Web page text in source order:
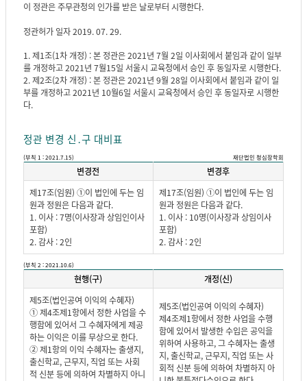
이 정관은 주무관청의 인가를 받은 날로부터 시행한다.
정관허가 일자 2019. 07. 29.
1. 제1조(1차 개정) : 본 정관은 2021년 7월 2일 이사회에서 붙임과 같이 일부
를 개정하고 2021년 7월15일 서울시 교육청에서 승인 후 동일자로 시행한다.
2. 제2조(2차 개정) : 본 정관은 2021년 9월 28일 이사회에서 붙임과 같이 일
부를 개정하고 2021년 10월6일 서울시 교육청에서 승인 후 동일자로 시행한
다.
정관 변경 신․구 대비표
(부칙 1 : 2021.7.15) 재단법인 청심장학회
변경전
변경후
제17조(임원) ①이 법인에 두는 임
원과 정원은 다음과 같다.
1. 이사 : 7명(이사장과 상임인이사
포함)
2. 감사 : 2인
제17조(임원) ①이 법인에 두는 임
원과 정원은 다음과 같다.
1. 이사 : 10명(이사장과 상임이사
포함)
2. 감사 : 2인
(부칙 2 : 2021.10.6)
현행(구)
개정(신)
제5조(법인공여 이익의 수혜자)
① 제4조제1항에서 정한 사업을 수
행함에 있어서 그 수혜자에게 제공
하는 이익은 이를 무상으로 한다.
② 제1항의 이익 수혜자는 출생지,
출신학교, 근무지, 직업 또는 사회
적 신분 등에 의하여 차별하지 아니
제5조(법인공여 이익의 수혜자)
제4조제1항에서 정한 사업을 수행
함에 있어서 발생한 수입은 공익을
위하여 사용하고, 그 수혜자는 출생
지, 출신학교, 근무지, 직업 또는 사
회적 신분 등에 의하여 차별하지 아